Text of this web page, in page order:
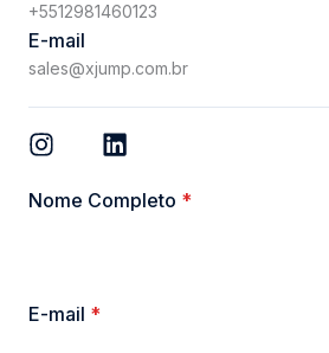
+5512981460123
E-mail
sales@xjump.com.br
Nome Completo *
E-mail *